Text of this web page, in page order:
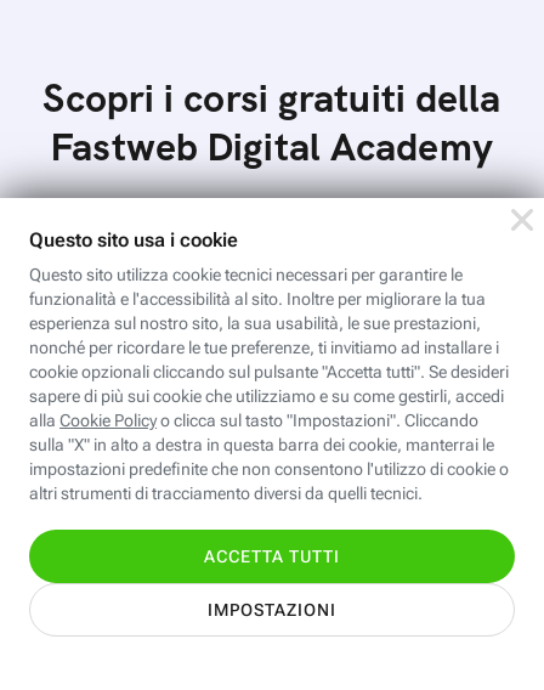
Scopri i corsi gratuiti della
Fastweb Digital Academy
Valentina CAD: Dettaglio e stampa
cartamodelli
Dal file al tessuto è il passaggio che ci porta al
completamento del processo di progettazione di
cartamodelli digitali e parametrici.Approfondisci
Iscriviti